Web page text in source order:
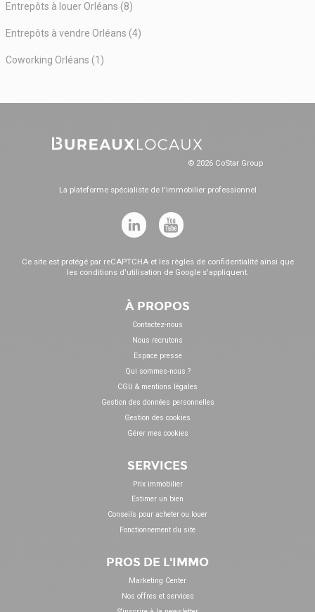
Entrepôts à louer Orléans (8)
Entrepôts à vendre Orléans (4)
Coworking Orléans (1)
© 2026 CoStar Group
La plateforme spécialiste de l'immobilier professionnel
Ce site est protégé par reCAPTCHA et les règles de confidentialitéainsi que
les conditions d'utilisation de Google s'appliquent.
À PROPOS
Contactez-nous
Nous recrutons
Espace presse
Qui sommes-nous ?
CGU & mentions légales
Gestion des données personnelles
Gestion des cookies
Gérer mes cookies
SERVICES
Prix immobilier
Estimer un bien
Conseils pour acheter ou louer
Fonctionnement du site
PROS DE L'IMMO
Marketing Center
Nos offres et services